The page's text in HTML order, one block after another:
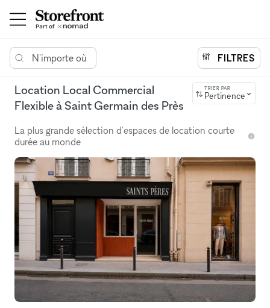
N'importe où FILTRES
Location Local Commercial
Flexible à Saint Germain des Près
TRIER PAR
Pertinence
La plus grande sélection d'espaces de location courte
durée au monde